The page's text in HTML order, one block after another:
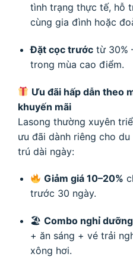
tình trạng thực tế, hỗ
cùng gia đình hoặc
Đặt cọc trướctừ 30%
trong mùa cao điểm.
Ưu đãi hấp dẫn theo
khuyến mãi
Lasong thường xuyên
ưu đãi dành riêng cho
trú dài ngày:
Giảm giá 10–20%
trước 30 ngày.
🏖 Combo nghỉ
+ ăn sáng + vé trải
xông hơi.